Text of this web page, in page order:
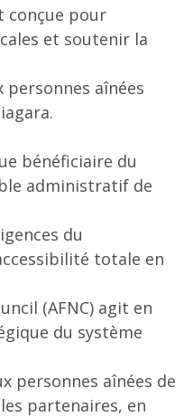
conçue pour
et soutenir la
aînées
bénéficiaire du
administratif de
du
totale en
(AFNC) agit en
du système
personnes aînées de
partenaires, en